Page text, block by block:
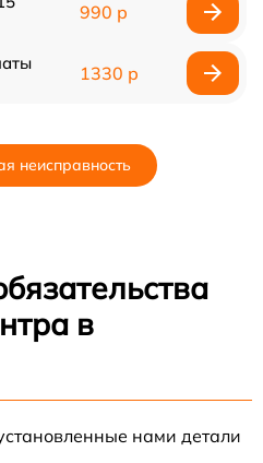
990 р
1330 р
неисправность
в
нами детали